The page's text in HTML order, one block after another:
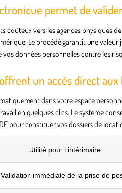
permet de
coûteux vers les agences physiques
Le procédé garantit une
données personnelles contre les
un accès direct
dans votre espace
en quelques clics. Le système
pour constituer vos dossiers de
Utilité pour l intérimaire
Validation immédiate de la prise de